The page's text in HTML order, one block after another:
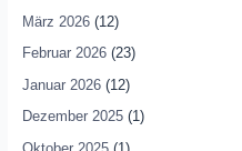
März 2026(12)
Februar 2026(23)
Januar 2026(12)
Dezember 2025(1)